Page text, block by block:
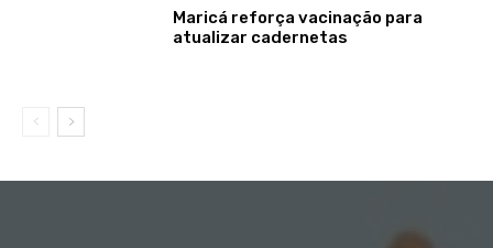
Maricá reforça vacinação para
atualizar cadernetas